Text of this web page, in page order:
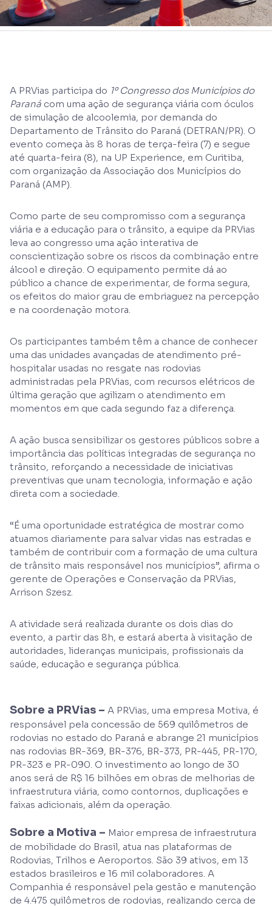
A PRVias participa do 1º Congresso dos Municípios do
Paraná com uma ação de segurança viária com óculos
de simulação de alcoolemia, por demanda do
Departamento de Trânsito do Paraná (DETRAN/PR). O
evento começa às 8 horas de terça-feira (7) e segue
até quarta-feira (8), na UP Experience, em Curitiba,
com organização da Associação dos Municípios do
Paraná (AMP).
Como parte de seu compromisso com a segurança
viária e a educação para o trânsito, a equipe da PRVias
leva ao congresso uma ação interativa de
conscientização sobre os riscos da combinação entre
álcool e direção. O equipamento permite dá ao
público a chance de experimentar, de forma segura,
os efeitos do maior grau de embriaguez na percepção
e na coordenação motora.
Os participantes também têm a chance de conhecer
uma das unidades avançadas de atendimento pré-
hospitalar usadas no resgate nas rodovias
administradas pela PRVias, com recursos elétricos de
última geração que agilizam o atendimento em
momentos em que cada segundo faz a diferença.
A ação busca sensibilizar os gestores públicos sobre a
importância das políticas integradas de segurança no
trânsito, reforçando a necessidade de iniciativas
preventivas que unam tecnologia, informação e ação
direta com a sociedade.
“É uma oportunidade estratégica de mostrar como
atuamos diariamente para salvar vidas nas estradas e
também de contribuir com a formação de uma cultura
de trânsito mais responsável nos municípios”, afirma o
gerente de Operações e Conservação da PRVias,
Arrison Szesz.
A atividade será realizada durante os dois dias do
evento, a partir das 8h, e estará aberta à visitação de
autoridades, lideranças municipais, profissionais da
saúde, educação e segurança pública.
Sobre a PRVias – A PRVias, uma empresa Motiva, é
responsável pela concessão de 569 quilômetros de
rodovias no estado do Paraná e abrange 21 municípios
nas rodovias BR-369, BR-376, BR-373, PR-445, PR-170,
PR-323 e PR-090. O investimento ao longo de 30
anos será de R$ 16 bilhões em obras de melhorias de
infraestrutura viária, como contornos, duplicações e
faixas adicionais, além da operação.
Sobre a Motiva – Maior empresa de infraestrutura
de mobilidade do Brasil, atua nas plataformas de
Rodovias, Trilhos e Aeroportos. São 39 ativos, em 13
estados brasileiros e 16 mil colaboradores. A
Companhia é responsável pela gestão e manutenção
de 4.475 quilômetros de rodovias, realizando cerca de